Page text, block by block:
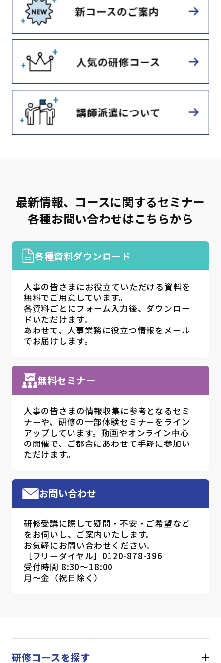
最新情報、コースに関するセミナー
各種お問い合わせはこちらから
各種資料ダウンロード
人事の皆さまにお役立ていただける資料を
無料でご用意しています。
各資料ごとにフォーム入力後、ダウンロー
ドいただけます。
あわせて、人事業務に役立つ情報をメール
でお届けします。
無料セミナー
人事の皆さまの情報収集に参考となるセミ
ナーや、研修の一部体験セミナーをライン
アップしています。動画やオンライン中心
の開催で、ご都合にあわせて手軽に参加い
ただけます。
お問い合わせ
研修受講に際して疑問・不安・ご希望など
をお伺いし、ご案内いたします。
お気軽にお問い合わせください。
［フリーダイヤル］0120-878-396
受付時間 8:30～18:00
月～金（祝日除く）
研修コースを探す